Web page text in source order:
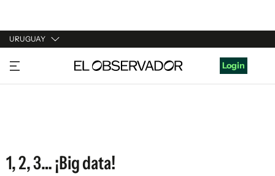
URUGUAY
URUGUAY
ARGENTINA
Login
1, 2, 3… ¡Big data!